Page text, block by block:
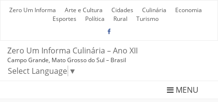
Zero Um Informa Arte e Cultura Cidades Culinária
Economia
Esportes
Política Rural Turismo
Zero Um Informa Culinária – Ano XII
Campo Grande, Mato Grosso do Sul – Brasil
Select Language ▼
MENU